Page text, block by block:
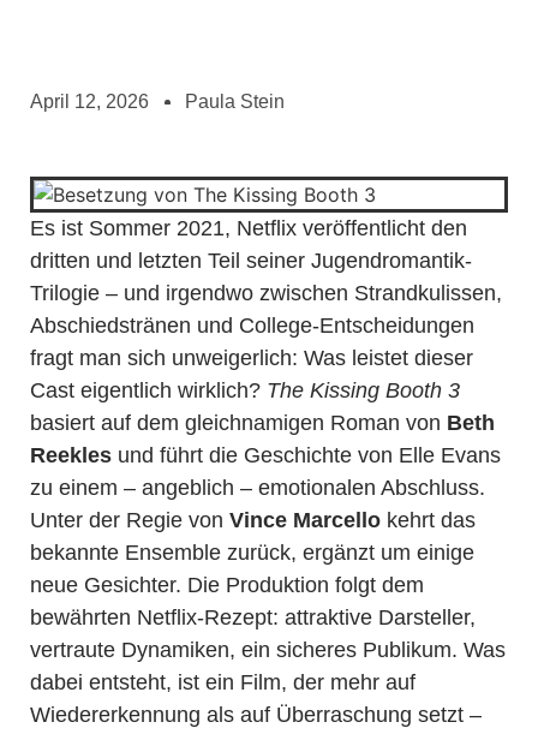
April 12, 2026 Paula Stein
Es ist Sommer 2021, Netflix veröffentlicht den
dritten und letzten Teil seiner Jugendromantik-
Trilogie – und irgendwo zwischen Strandkulissen,
Abschiedstränen und College-Entscheidungen
fragt man sich unweigerlich: Was leistet dieser
Cast eigentlich wirklich? The Kissing Booth 3
basiert auf dem gleichnamigen Roman von Beth
Reekles und führt die Geschichte von Elle Evans
zu einem – angeblich – emotionalen Abschluss.
Unter der Regie von Vince Marcello kehrt das
bekannte Ensemble zurück, ergänzt um einige
neue Gesichter. Die Produktion folgt dem
bewährten Netflix-Rezept: attraktive Darsteller,
vertraute Dynamiken, ein sicheres Publikum. Was
dabei entsteht, ist ein Film, der mehr auf
Wiedererkennung als auf Überraschung setzt –